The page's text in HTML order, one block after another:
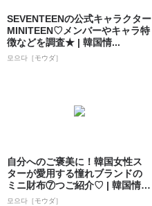
SEVENTEENの公式キャラクター
MINITEEN♡メンバーやキャラ特
徴などを調査★ | 韓国情...
모으다［モウダ］
自分へのご褒美に！韓国女性ス
ターが愛用する憧れブランドの
ミニ財布⑦つご紹介♡ | 韓国情報
サイト ...
모으다［モウダ］